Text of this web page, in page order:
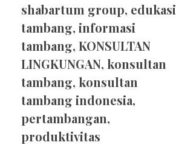
shabartum group, edukasi
tambang, informasi
tambang, KONSULTAN
LINGKUNGAN, konsultan
tambang, konsultan
tambang indonesia,
pertambangan,
produktivitas